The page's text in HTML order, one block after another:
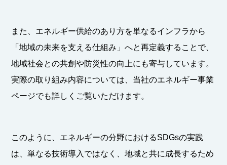
また、エネルギー供給のあり方を単なるインフラから
「地域の未来を支える仕組み」へと再定義することで、
地域社会との共創や防災性の向上にも寄与しています。
実際の取り組み内容については、当社のエネルギー事業
ページでも詳しくご覧いただけます。
このように、エネルギーの分野におけるSDGsの実践
は、単なる技術導入ではなく、地域と共に成長するため